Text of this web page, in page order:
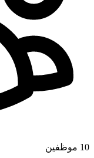
10 موظفين